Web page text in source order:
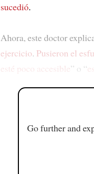
sucedió.
Ahora, este doctor
ejercicio. Pusieron el
esté poco accesible” o “
Go further and